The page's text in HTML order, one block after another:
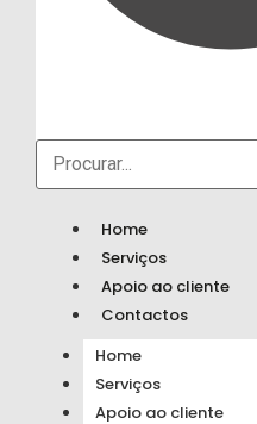
Home
Serviços
Apoio ao cliente
Contactos
Home
Serviços
Apoio ao cliente